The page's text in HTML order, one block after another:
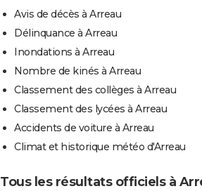
Avis de décès à Arreau
Délinquance à Arreau
Inondations à Arreau
Nombre de kinés à Arreau
Classement des collèges à Arreau
Classement des lycées à Arreau
Accidents de voiture à Arreau
Climat et historique météo d'Arreau
Tous les résultats officiels à